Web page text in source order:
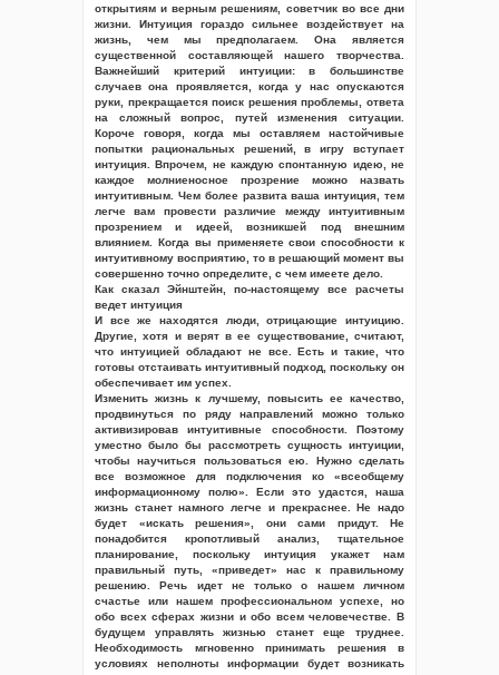
открытиям и верным решениям, советчик во все дни
жизни. Интуиция гораздо сильнее воздействует на
жизнь, чем мы предполагаем. Она является
существенной составляющей нашего творчества.
Важнейший критерий интуиции: в большинстве
случаев она проявляется, когда у нас опускаются
руки, прекращается поиск решения проблемы, ответа
на сложный вопрос, путей изменения ситуации.
Короче говоря, когда мы оставляем настойчивые
попытки рациональных решений, в игру вступает
интуиция. Впрочем, не каждую спонтанную идею, не
каждое молниеносное прозрение можно назвать
интуитивным. Чем более развита ваша интуиция, тем
легче вам провести различие между интуитивным
прозрением и идеей, возникшей под внешним
влиянием. Когда вы применяете свои способности к
интуитивному восприятию, то в решающий момент вы
совершенно точно определите, с чем имеете дело.
Как сказал Эйнштейн, по-настоящему все расчеты
ведет интуиция
И все же находятся люди, отрицающие интуицию.
Другие, хотя и верят в ее существование, считают,
что интуицией обладают не все. Есть и такие, что
готовы отстаивать интуитивный подход, поскольку он
обеспечивает им успех.
Изменить жизнь к лучшему, повысить ее качество,
продвинуться по ряду направлений можно только
активизировав интуитивные способности. Поэтому
уместно было бы рассмотреть сущность интуиции,
чтобы научиться пользоваться ею. Нужно сделать
все возможное для подключения ко «всеобщему
информационному полю». Если это удастся, наша
жизнь станет намного легче и прекраснее. Не надо
будет «искать решения», они сами придут. Не
понадобится кропотливый анализ, тщательное
планирование, поскольку интуиция укажет нам
правильный путь, «приведет» нас к правильному
решению. Речь идет не только о нашем личном
счастье или нашем профессиональном успехе, но
обо всех сферах жизни и обо всем человечестве. В
будущем управлять жизнью станет еще труднее.
Необходимость мгновенно принимать решения в
условиях неполноты информации будет возникать